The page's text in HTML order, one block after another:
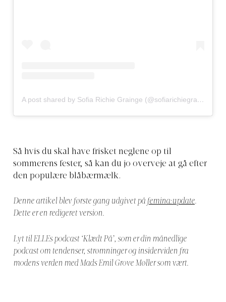
A post shared by Sofia Richie Grainge (@sofiarichiegrainge)
Så hvis du skal have frisket neglene op til
sommerens fester, så kan du jo overveje at gå efter
den populære blåbærmælk.
Denne artikel blev første gang udgivet på femina:update.
Dette er en redigeret version.
Lyt til ELLEs podcast ‘Klædt På’, som er din månedlige
podcast om tendenser, strømninger og insiderviden fra
modens verden med Mads Emil Grove Møller som vært.